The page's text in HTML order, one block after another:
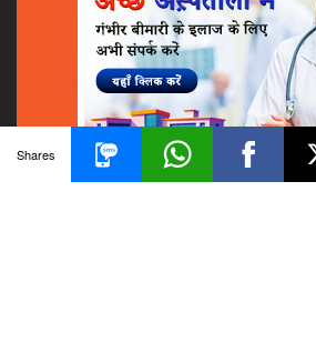
Shares